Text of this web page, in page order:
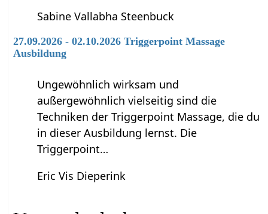
Sabine Vallabha Steenbuck
27.09.2026 - 02.10.2026 Triggerpoint Massage
Ausbildung
Ungewöhnlich wirksam und
außergewöhnlich vielseitig sind die
Techniken der Triggerpoint Massage, die du
in dieser Ausbildung lernst. Die
Triggerpoint…
Eric Vis Dieperink